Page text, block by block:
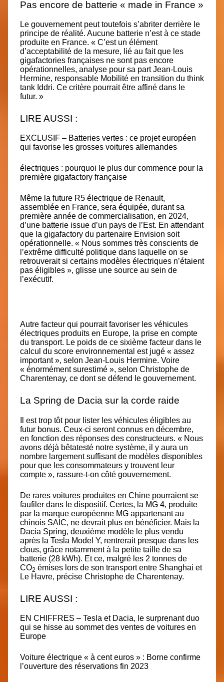
Pas encore de batterie « made in France »
Le gouvernement peut toutefois s’abriter derrière le
principe de réalité. Aucune batterie n’est à ce stade
produite en France. « C’est un élément
d’acceptabilité de la mesure, lié au fait que les
gigafactories françaises ne sont pas encore
opérationnelles, analyse pour sa part Jean-Louis
Hermine, responsable Mobilité en transition du think
tank Iddri. Ce critère pourrait être affiné dans le
futur. »
LIRE AUSSI :
EXCLUSIF – Batteries vertes : ce projet européen
qui favorise les grosses voitures allemandes
électriques : pourquoi le plus dur commence pour la
première gigafactory française
Même la future R5 électrique de Renault,
assemblée en France, sera équipée, durant sa
première année de commercialisation, en 2024,
d’une batterie issue d’un pays de l’Est. En attendant
que la gigafactory du partenaire Envision soit
opérationnelle. « Nous sommes très conscients de
l’extrême difficulté politique dans laquelle on se
retrouverait si certains modèles électriques n’étaient
pas éligibles », glisse une source au sein de
l’exécutif.
Autre facteur qui pourrait favoriser les véhicules
électriques produits en Europe, la prise en compte
du transport. Le poids de ce sixième facteur dans le
calcul du score environnemental est jugé « assez
important », selon Jean-Louis Hermine. Voire
« énormément surestimé », selon Christophe de
Charentenay, ce dont se défend le gouvernement.
La Spring de Dacia sur la corde raide
Il est trop tôt pour lister les véhicules éligibles au
futur bonus. Ceux-ci seront connus en décembre,
en fonction des réponses des constructeurs. « Nous
avons déjà bêtatesté notre système, il y aura un
nombre largement suffisant de modèles disponibles
pour que les consommateurs y trouvent leur
compte », rassure-t-on côté gouvernement.
De rares voitures produites en Chine pourraient se
faufiler dans le dispositif. Certes, la MG 4, produite
par la marque européenne MG appartenant au
chinois SAIC, ne devrait plus en bénéficier. Mais la
Dacia Spring, deuxième modèle le plus vendu
après la Tesla Model Y, rentrerait presque dans les
clous, grâce notamment à la petite taille de sa
batterie (28 kWh). Et ce, malgré les 2 tonnes de
CO2 émises lors de son transport entre Shanghai et
Le Havre, précise Christophe de Charentenay.
LIRE AUSSI :
EN CHIFFRES – Tesla et Dacia, le surprenant duo
qui se hisse au sommet des ventes de voitures en
Europe
Voiture électrique « à cent euros » : Borne confirme
l’ouverture des réservations fin 2023